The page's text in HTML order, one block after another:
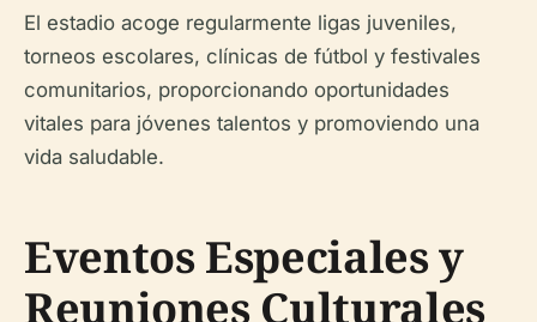
El estadio acoge regularmente ligas juveniles,
torneos escolares, clínicas de fútbol y festivales
comunitarios, proporcionando oportunidades
vitales para jóvenes talentos y promoviendo una
vida saludable.
Eventos Especiales y
Reuniones Culturales